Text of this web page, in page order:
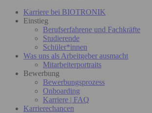
Karriere bei BIOTRONIK
Einstieg
Berufserfahrene und Fachkräfte
Studierende
Schüler*innen
Was uns als Arbeitgeber ausmacht
Mitarbeiterportraits
Bewerbung
Bewerbungsprozess
Onboarding
Karriere | FAQ
Karrierechancen